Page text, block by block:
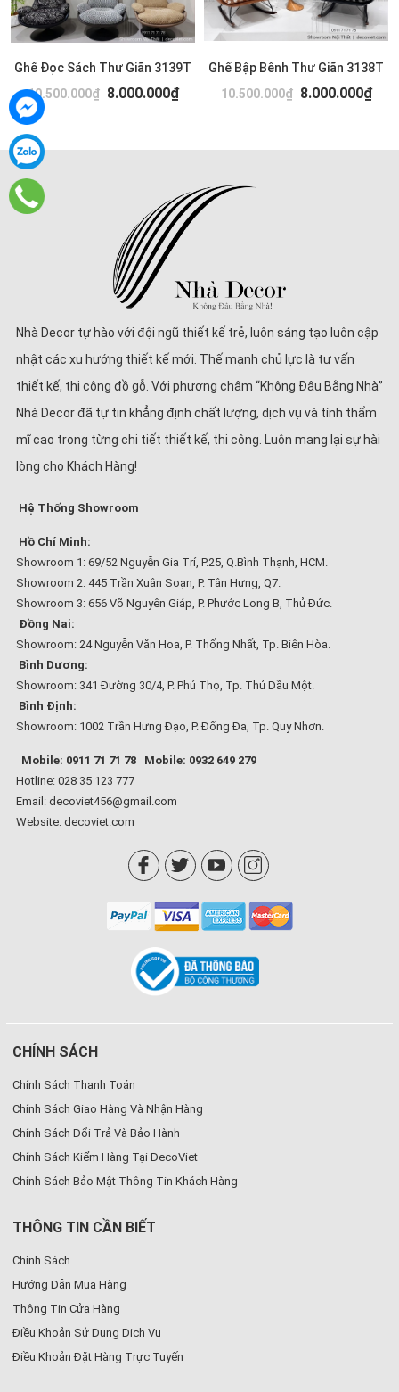
Ghế Đọc Sách Thư Giãn 3139T
10.500.000₫ 8.000.000₫
Ghế Bập Bênh Thư Giãn 3138T
10.500.000₫ 8.000.000₫
Nhà Decor tự hào với đội ngũ thiết kế trẻ, luôn sáng tạo luôn cập
nhật các xu hướng thiết kế mới. Thế mạnh chủ lực là tư vấn
thiết kế, thi công đồ gỗ. Với phương châm “Không Đâu Bằng Nhà”
Nhà Decor đã tự tin khẳng định chất lượng, dịch vụ và tính thẩm
mĩ cao trong từng chi tiết thiết kế, thi công. Luôn mang lại sự hài
lòng cho Khách Hàng!
Hệ Thống Showroom
Hồ Chí Minh:
Showroom 1: 69/52 Nguyễn Gia Trí, P.25, Q.Bình Thạnh, HCM.
Showroom 2: 445 Trần Xuân Soạn, P. Tân Hưng, Q7.
Showroom 3: 656 Võ Nguyên Giáp, P. Phước Long B, Thủ Đức.
Đồng Nai:
Showroom: 24 Nguyễn Văn Hoa, P. Thống Nhất, Tp. Biên Hòa.
Bình Dương:
Showroom: 341 Đường 30/4, P. Phú Thọ, Tp. Thủ Dầu Một.
Bình Định:
Showroom: 1002 Trần Hưng Đạo, P. Đống Đa, Tp. Quy Nhơn.
Mobile: 0911 71 71 78
Mobile: 0932 649 279
Hotline: 028 35 123 777
Email: decoviet456@gmail.com
Website: decoviet.com
CHÍNH SÁCH
Chính Sách Thanh Toán
Chính Sách Giao Hàng Và Nhận Hàng
Chính Sách Đổi Trả Và Bảo Hành
Chính Sách Kiểm Hàng Tại DecoViet
Chính Sách Bảo Mật Thông Tin Khách Hàng
THÔNG TIN CẦN BIẾT
Chính Sách
Hướng Dẫn Mua Hàng
Thông Tin Cửa Hàng
Điều Khoản Sử Dụng Dịch Vụ
Điều Khoản Đặt Hàng Trực Tuyến